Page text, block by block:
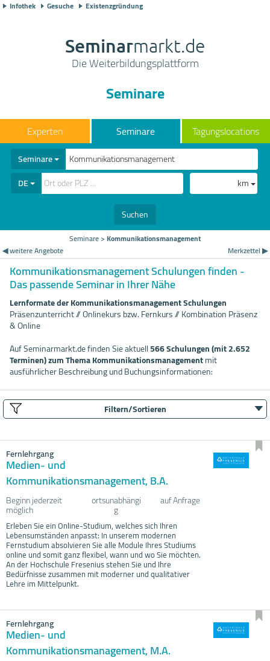
Infothek Gesuche Existenzgründung
Seminarmarkt.de
Die Weiterbildungsplattform
Seminare
Seminare Tagungslocations
Seminare
DE
km
Suchen
Seminare> Kommunikationsmanagement
◀ weitere Angebote
Merkzettel ▶
Kommunikationsmanagement Schulungen finden -
Das passende Seminar in Ihrer Nähe
Lernformate der Kommunikationsmanagement Schulungen
Präsenzunterricht // Onlinekurs bzw. Fernkurs // Kombination Präsenz
& Online
Auf Seminarmarkt.de finden Sie aktuell566 Schulungen (mit 2.652
Terminen) zum Thema Kommunikationsmanagementmit
ausführlicher Beschreibung und Buchungsinformationen:
Filtern/Sortieren
Fernlehrgang
Medien- und
Kommunikationsmanagement, B.A.
Beginn jederzeit
möglich
ortsunabhängi
g
auf Anfrage
Erleben Sie ein Online-Studium, welches sich Ihren
Lebensumständen anpasst: In unserem modernen
Fernstudium absolvieren Sie alle Module Ihres Studiums
online und somit ganz flexibel, wann und wo Sie möchten.
An der Hochschule Fresenius stehen Sie und Ihre
Bedürfnisse zusammen mit moderner und qualitativer
Lehre im Mittelpunkt.
Fernlehrgang
Medien- und
Kommunikationsmanagement, M.A.